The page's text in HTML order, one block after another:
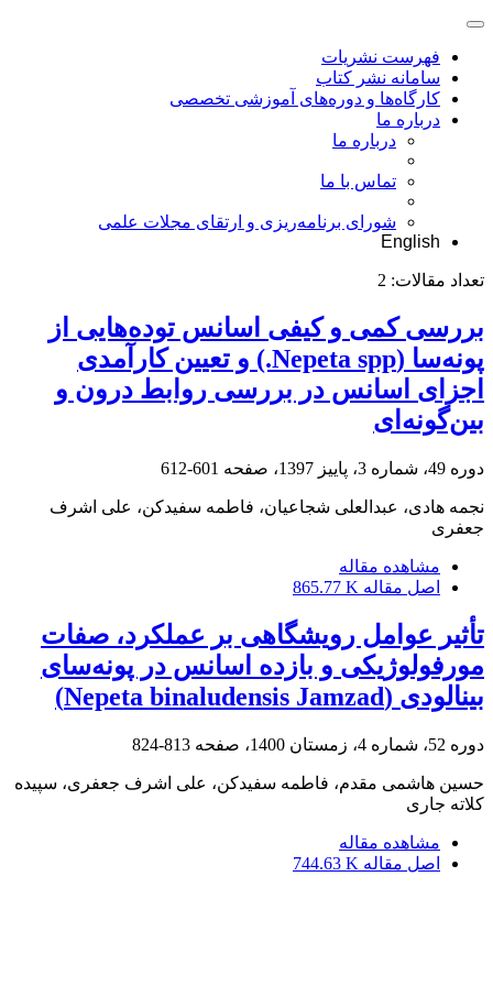
فهرست نشریات
سامانه نشر کتاب
کارگاه‌ها و دوره‌های آموزشی تخصصی
درباره ما
درباره ما
تماس با ما
شورای برنامه‌ریزی و ارتقای مجلات علمی
English
تعداد مقالات: 2
بررسی کمی و کیفی اسانس توده‌هایی از
پونه‌سا (Nepeta spp.) و تعیین کارآمدی
اجزای اسانس در بررسی روابط درون و
بین‌گونه‌ای
دوره 49، شماره 3، پاییز 1397، صفحه 601-612
نجمه هادی، عبدالعلی شجاعیان، فاطمه سفیدکن، علی اشرف
جعفری
مشاهده مقاله
اصل مقاله 865.77 K
تأثیر عوامل رویشگاهی بر عملکرد، صفات
مورفولوژیکی و بازده اسانس در پونه‌سای
بینالودی ‏(‏Nepeta binaludensis Jamzad‏)‏
دوره 52، شماره 4، زمستان 1400، صفحه 813-824
حسین هاشمی مقدم، فاطمه سفیدکن، علی اشرف جعفری، سپیده
کلاته جاری
مشاهده مقاله
اصل مقاله 744.63 K